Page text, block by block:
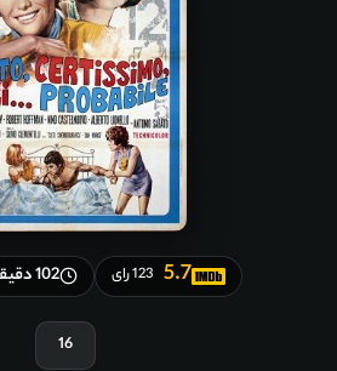
5.7 123 رای 102 دقیقه
16